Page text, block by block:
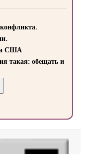
США
такая: обещать и